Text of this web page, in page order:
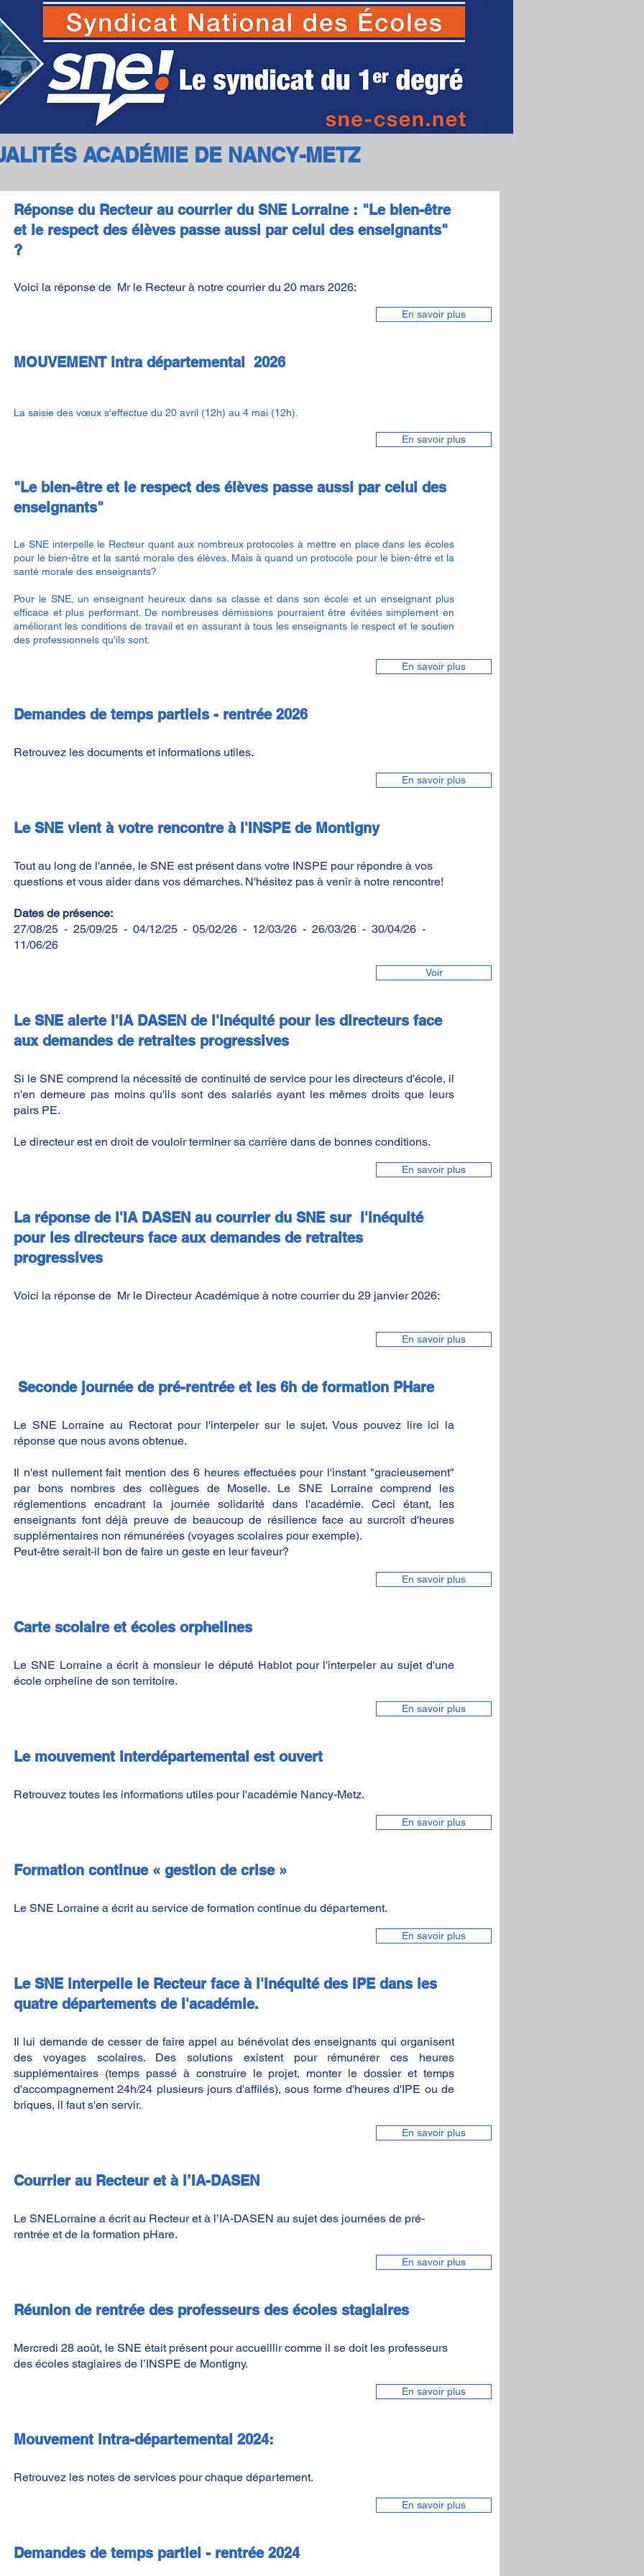
ACADÉMIE DE NANCY-METZ
Réponse du Recteur au courrier du SNE Lorraine : "Le bien-être
et le respect des élèves passe aussi par celui des enseignants"
?
Voici la réponse de Mr le Recteur à notre courrier du 20 mars 2026:
En savoir plus
MOUVEMENT intra départemental 2026
La saisie des vœux s'effectue du 20 avril (12h) au 4 mai (12h).
En savoir plus
"Le bien-être et le respect des élèves passe aussi par celui des
enseignants"
Le SNE interpelle le Recteur quant aux nombreux protocoles à mettre en place dans les écoles
pour le bien-être et la santé morale des élèves. Mais à quand un protocole pour le bien-être et la
santé morale des enseignants?
Pour le SNE, un enseignant heureux dans sa classe et dans son école et un enseignant plus
efficace et plus performant. De nombreuses démissions pourraient être évitées simplement en
améliorant les conditions de travail et en assurant à tous les enseignants le respect et le soutien
des professionnels qu'ils sont.
En savoir plus
Demandes de temps partiels - rentrée 2026
Retrouvez les documents et informations utiles.
En savoir plus
Le SNE vient à votre rencontre à l'INSPE de Montigny
Tout au long de l'année, le SNE est présent dans votre INSPE pour répondre à vos
questions et vous aider dans vos démarches. N'hésitez pas à venir à notre rencontre!
Dates de présence:
27/08/25 - 25/09/25 - 04/12/25 - 05/02/26 - 12/03/26 - 26/03/26 - 30/04/26 -
11/06/26
Voir
Le SNE alerte l'IA DASEN de l'inéquité pour les directeurs face
aux demandes de retraites progressives
Si le SNE comprend la nécessité de continuité de service pour les directeurs d'école, il
n'en demeure pas moins qu'ils sont des salariés ayant les mêmes droits que leurs
pairs PE.
Le directeur est en droit de vouloir terminer sa carrière dans de bonnes conditions.
En savoir plus
La réponse de l'IA DASEN au courrier du SNE sur l'inéquité
pour les directeurs face aux demandes de retraites
progressives
Voici la réponse de Mr le Directeur Académique à notre courrier du 29 janvier 2026:
En savoir plus
Seconde journée de pré-rentrée et les 6h de formation PHare
Le SNE Lorraine au Rectorat pour l'interpeler sur le sujet. Vous pouvez lire ici la
réponse que nous avons obtenue.
Il n'est nullement fait mention des 6 heures effectuées pour l'instant "gracieusement"
par bons nombres des collègues de Moselle. Le SNE Lorraine comprend les
réglementions encadrant la journée solidarité dans l'académie. Ceci étant, les
enseignants font déjà preuve de beaucoup de résilience face au surcroît d'heures
supplémentaires non rémunérées (voyages scolaires pour exemple).
Peut-être serait-il bon de faire un geste en leur faveur?
En savoir plus
Carte scolaire et écoles orphelines
Le SNE Lorraine a écrit à monsieur le député Hablot pour l'interpeler au sujet d'une
école orpheline de son territoire.
En savoir plus
Le mouvement interdépartemental est ouvert
Retrouvez toutes les informations utiles pour l'académie Nancy-Metz.
En savoir plus
Formation continue « gestion de crise »
Le SNE Lorraine a écrit au service de formation continue du département.
En savoir plus
Le SNE interpelle le Recteur face à l'inéquité des IPE dans les
quatre départements de l'académie.
Il lui demande de cesser de faire appel au bénévolat des enseignants qui organisent
des voyages scolaires. Des solutions existent pour rémunérer ces heures
supplémentaires (temps passé à construire le projet, monter le dossier et temps
d'accompagnement 24h/24 plusieurs jours d'affilés), sous forme d'heures d'IPE ou de
briques, il faut s'en servir.
En savoir plus
Courrier au Recteur et à l’IA-DASEN
Le SNELorraine a écrit au Recteur et à l’IA-DASEN au sujet des journées de pré-
rentrée et de la formation pHare.
En savoir plus
Réunion de rentrée des professeurs des écoles stagiaires
Mercredi 28 août, le SNE était présent pour accueillir comme il se doit les professeurs
des écoles stagiaires de l’INSPE de Montigny.
En savoir plus
Mouvement intra-départemental 2024:
Retrouvez les notes de services pour chaque département.
En savoir plus
Demandes de temps partiel - rentrée 2024
SNE - Syndicat National des Ecoles